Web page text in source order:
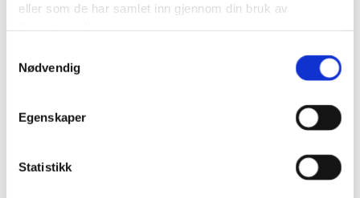
eller som de har samlet inn gjennom din bruk av
Nødvendig
Egenskaper
Statistikk
Helseinnovasjonssenteret
Surnadal og APSD ved demens, Råkhaugen
omsorgsenter, Molde
Aasen-Stensvold, prosjektleder og Therese Nerbøvik
Kompetansefrokost er et samarbeid mellom Campus